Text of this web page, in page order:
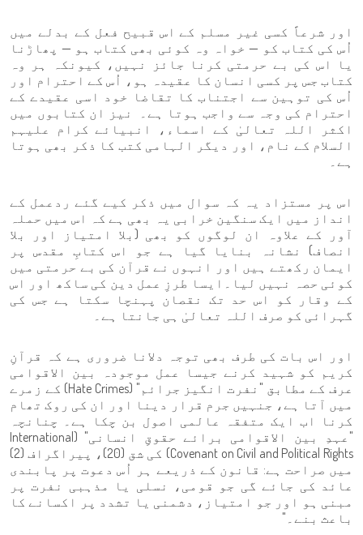
اور شرعاً کسی غیر مسلم کے اس قبیح فعل کے بدلے میں
اُس کی کتاب کو — خواہ وہ کوئی بھی کتاب ہو — پھاڑنا
یا اس کی بے حرمتی کرنا جائز نہیں، کیونکہ ہر وہ
کتاب جس پر کسی انسان کا عقیدہ ہو، اُس کے احترام اور
اُس کی توہین سے اجتناب کا تقاضا خود اسی عقیدے کے
احترام کی وجہ سے واجب ہوتا ہے۔ نیز ان کتابوں میں
اکثر اللہ تعالیٰ کے اسماء، انبیائے کرام علیہم
السلام کے نام، اور دیگر الہامی کتب کا ذکر بھی ہوتا
ہے۔
اس پر مستزاد یہ کہ سوال میں ذکر کیے گئے ردعمل کے
انداز میں ایک سنگین خرابی یہ بھی ہے کہ اس میں حملہ
آور کے علاوہ ان لوگوں کو بھی (بلا امتیاز اور بلا
انصاف) نشانہ بنایا گیا ہے جو اس کتابِ مقدس پر
ایمان رکھتے ہیں اور انہوں نے قرآن کی بے حرمتی میں
کوئی حصہ نہیں لیا۔ایسا طرزِ عمل دین کی ساکھ اور اس
کے وقار کو اس حد تک نقصان پہنچا سکتا ہے جس کی
گہرائی کو صرف اللہ تعالیٰ ہی جانتا ہے۔
اور اس بات کی طرف بھی توجہ دلانا ضروری ہے کہ قرآنِ
کریم کو شہید کرنے جیسا عمل موجودہ بین الاقوامی
عرف کے مطابق "نفرت انگیز جرائم" (Hate Crimes) کے زمرے
میں آتا ہے، جنہیں جرم قرار دینا اور ان کی روک تھام
کرنا اب ایک متفقہ عالمی اصول بن چکا ہے۔ چنانچہ
"عہدِ بین الاقوامی برائے حقوقِ انسانی" (International
Covenant on Civil and Political Rights) کی شق (20)، پیراگراف (2)
میں صراحت ہے: قانون کے ذریعے ہر اُس دعوت پر پابندی
عائد کی جائے گی جو قومی، نسلی یا مذہبی نفرت پر
مبنی ہو اور جو امتیاز، دشمنی یا تشدد پر اکسانے کا
باعث بنے۔"